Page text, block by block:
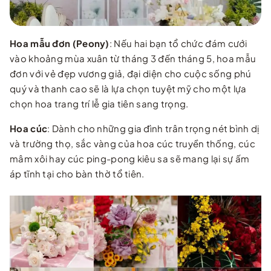
Hoa mẫu đơn (Peony): Nếu hai bạn tổ chức đám cưới
vào khoảng mùa xuân từ tháng 3 đến tháng 5, hoa mẫu
đơn với vẻ đẹp vương giả, đại diện cho cuộc sống phú
quý và thanh cao sẽ là lựa chọn tuyệt mỹ cho một lựa
chọn hoa trang trí lễ gia tiên sang trọng.
Hoa cúc: Dành cho những gia đình trân trọng nét bình dị
và trường thọ, sắc vàng của hoa cúc truyền thống, cúc
mâm xôi hay cúc ping-pong kiêu sa sẽ mang lại sự ấm
áp tĩnh tại cho bàn thờ tổ tiên.